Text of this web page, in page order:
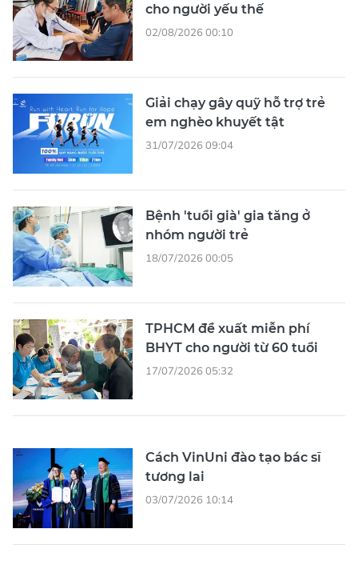
cho người yếu thế
02/08/2026 00:10
Giải chạy gây quỹ hỗ trợ trẻ
em nghèo khuyết tật
31/07/2026 09:04
Bệnh 'tuổi già' gia tăng ở
nhóm người trẻ
18/07/2026 00:05
TPHCM đề xuất miễn phí
BHYT cho người từ 60 tuổi
17/07/2026 05:32
Cách VinUni đào tạo bác sĩ
tương lai
03/07/2026 10:14